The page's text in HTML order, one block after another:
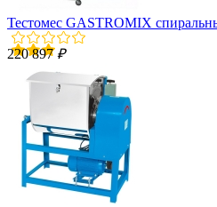
Тестомес GASTROMIX
220 897₽